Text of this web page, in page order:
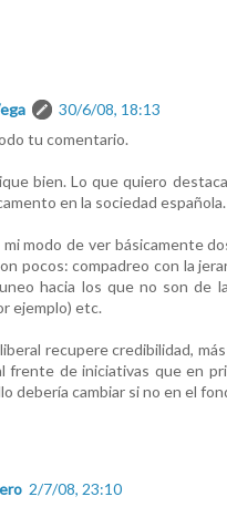
30/6/08, 18:13
tu comentario.
bien. Lo que quiero
en la sociedad española.
mi modo de ver básicamente
pocos: compadreo con la
hacia los que no son de
ejemplo) etc.
recupere credibilidad,
frente de iniciativas que en
debería cambiar si no en el
2/7/08, 23:10